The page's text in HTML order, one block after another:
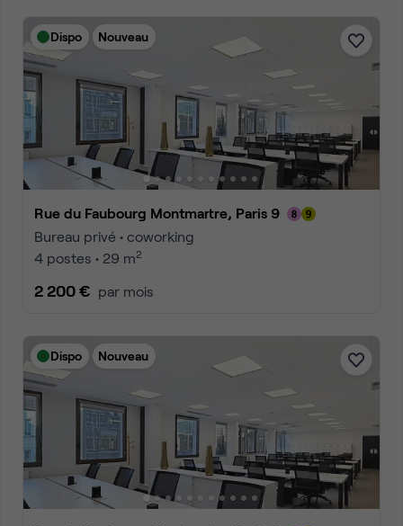
Dispo Nouveau
Rue du Faubourg Montmartre, Paris 9
Bureau privé • coworking
4 postes • 29 m2
2 200 € par mois
Dispo Nouveau